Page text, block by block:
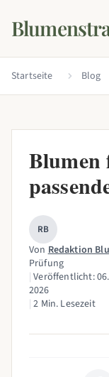
Startseite Blog
RB
VonRedaktion
Prüfung
Veröffentlicht:
2026
2 Min. Lesezeit